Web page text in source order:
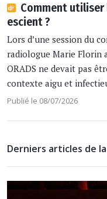
Comment utiliser
escient ?
Lors d’une session du
radiologue Marie Florin
ORADS ne devait pas
contexte aigu et
Publié le 08/07/2026
Derniers articles de